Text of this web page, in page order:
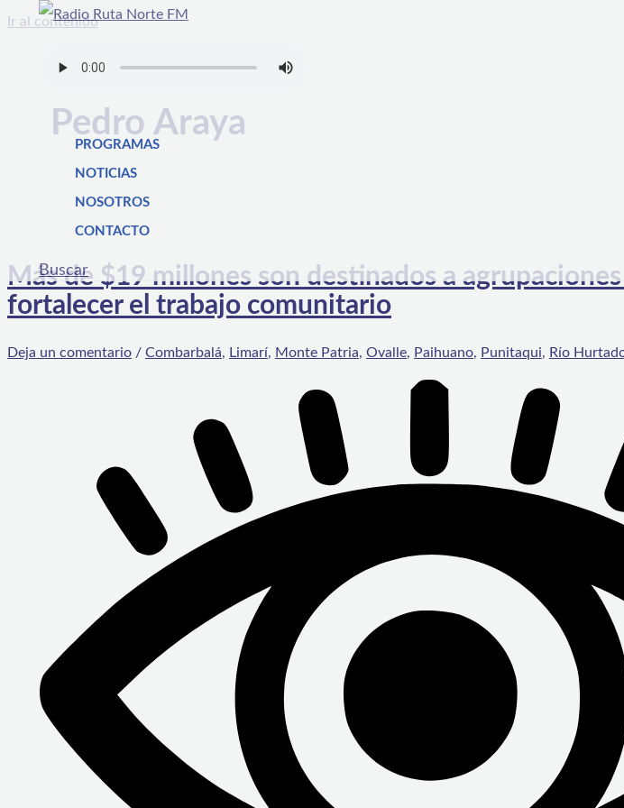
Ir al contenido
PROGRAMAS
NOTICIAS
NOSOTROS
CONTACTO
Buscar
Pedro Araya
Más de $19 millones son destinados a
fortalecer el trabajo comunitario
Deja un comentario / Combarbalá, Limarí, Monte Patria, Ovalle, Paihuano, Punitaqui, Río